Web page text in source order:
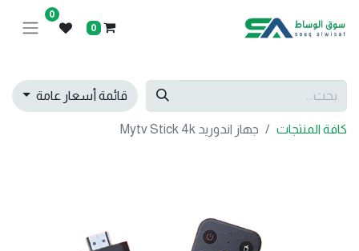
0
0
قائمة أسعار عامة
كافة المنتجات جهاز اندوريد Mytv Stick 4k